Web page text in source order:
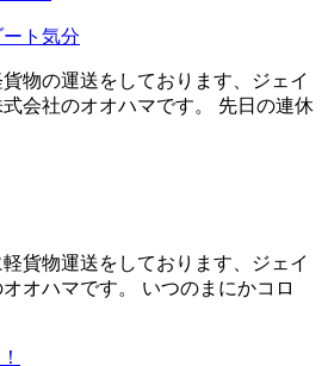
ト気分
物の運送をしております、ジェイ
式会社のオオハマです。 先日の連休
貨物運送をしております、ジェイ
オオハマです。 いつのまにかコロ